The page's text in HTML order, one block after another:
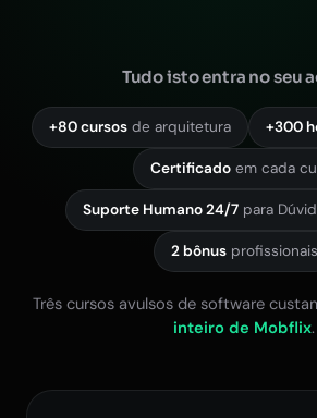
Tudo isto entra no seu
+80 cursosde arquitetura +300
Certificadoem cada
Suporte Humano 24/7para
2 bônusprofissionais
Três cursos avulsos de software
inteiro de Mobflix.